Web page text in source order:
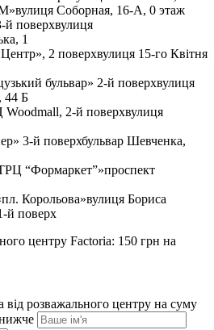
вулиця Соборная, 16-А, 0 этаж
й поверхвулиця
1
2 поверхвулиця 15-го Квітня
бульвар» 2-й поверхвулиця
44 Б
2-й поверхвулиця
3-й поверхбульвар Шевченка,
“Формаркет”»проспект
Корольова»вулиця Бориса
й поверх
центру Factoria: 150 грн на
розважального центру на суму